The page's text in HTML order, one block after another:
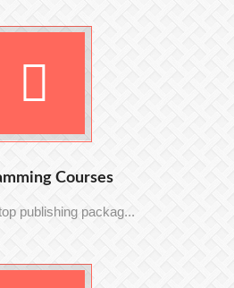
Courses
publishing packag...